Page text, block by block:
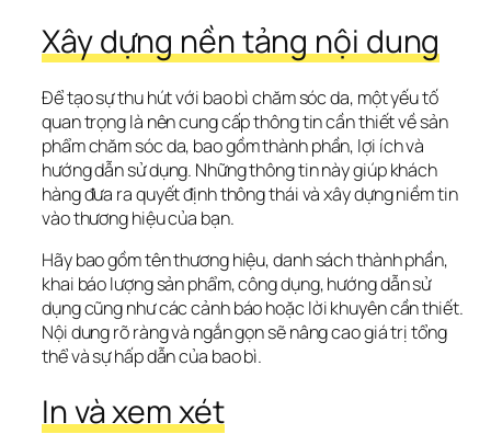
Xây dựng nền tảng nội dung
Để tạo sự thu hút với bao bì chăm sóc da, một yếu tố
quan trọng là nên cung cấp thông tin cần thiết về sản
phẩm chăm sóc da, bao gồm thành phần, lợi ích và
hướng dẫn sử dụng. Những thông tin này giúp khách
hàng đưa ra quyết định thông thái và xây dựng niềm tin
vào thương hiệu của bạn.
Hãy bao gồm tên thương hiệu, danh sách thành phần,
khai báo lượng sản phẩm, công dụng, hướng dẫn sử
dụng cũng như các cảnh báo hoặc lời khuyên cần thiết.
Nội dung rõ ràng và ngắn gọn sẽ nâng cao giá trị tổng
thể và sự hấp dẫn của bao bì.
In và xem xét